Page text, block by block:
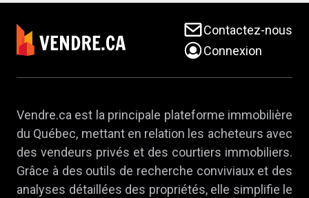
Contactez-nous
Connexion
Vendre.ca est la principale plateforme immobilière
du Québec, mettant en relation les acheteurs avec
des vendeurs privés et des courtiers immobiliers.
Grâce à des outils de recherche conviviaux et des
analyses détaillées des propriétés, elle simplifie le